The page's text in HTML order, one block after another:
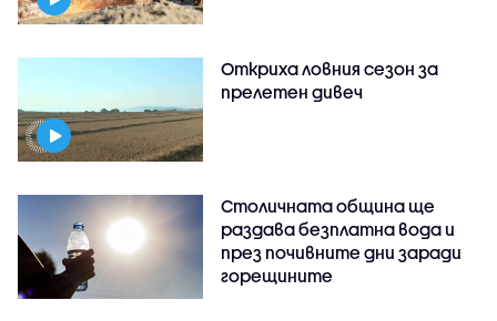
Откриха ловния сезон за
прелетен дивеч
Столичната община ще
раздава безплатна вода и
през почивните дни заради
горещините